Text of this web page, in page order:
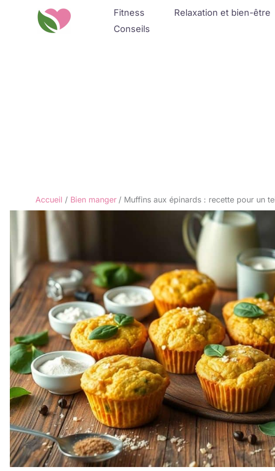
Fitness Relaxation et bien-être
Conseils
Accueil Bien manger Muffins aux épinards : recette pour un